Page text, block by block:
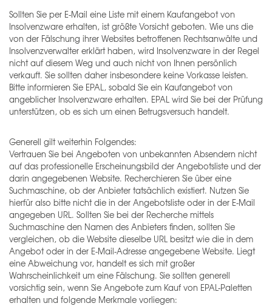
Sollten Sie per E-Mail eine Liste mit einem Kaufangebot von
Insolvenzware erhalten, ist größte Vorsicht geboten. Wie uns die
von der Fälschung ihrer Websites betroffenen Rechtsanwälte und
Insolvenzverwalter erklärt haben, wird Insolvenzware in der Regel
nicht auf diesem Weg und auch nicht von Ihnen persönlich
verkauft. Sie sollten daher insbesondere keine Vorkasse leisten.
Bitte informieren Sie EPAL, sobald Sie ein Kaufangebot von
angeblicher Insolvenzware erhalten. EPAL wird Sie bei der Prüfung
unterstützen, ob es sich um einen Betrugsversuch handelt.
Generell gilt weiterhin Folgendes:
Vertrauen Sie bei Angeboten von unbekannten Absendern nicht
auf das professionelle Erscheinungsbild der Angebotsliste und der
darin angegebenen Website. Recherchieren Sie über eine
Suchmaschine, ob der Anbieter tatsächlich existiert. Nutzen Sie
hierfür also bitte nicht die in der Angebotsliste oder in der E-Mail
angegeben URL. Sollten Sie bei der Recherche mittels
Suchmaschine den Namen des Anbieters finden, sollten Sie
vergleichen, ob die Website dieselbe URL besitzt wie die in dem
Angebot oder in der E-Mail-Adresse angegebene Website. Liegt
eine Abweichung vor, handelt es sich mit großer
Wahrscheinlichkeit um eine Fälschung. Sie sollten generell
vorsichtig sein, wenn Sie Angebote zum Kauf von EPAL-Paletten
erhalten und folgende Merkmale vorliegen: